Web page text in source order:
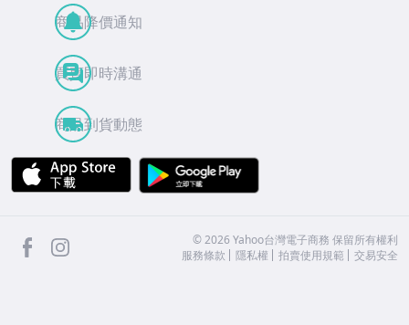
商品降價通知
買賣即時溝通
商品到貨動態
APP Store
facebook ©2026 Yahoo台灣電子商務 保留所有權利
服務條款
隱私權 拍賣使用規範 交易安全